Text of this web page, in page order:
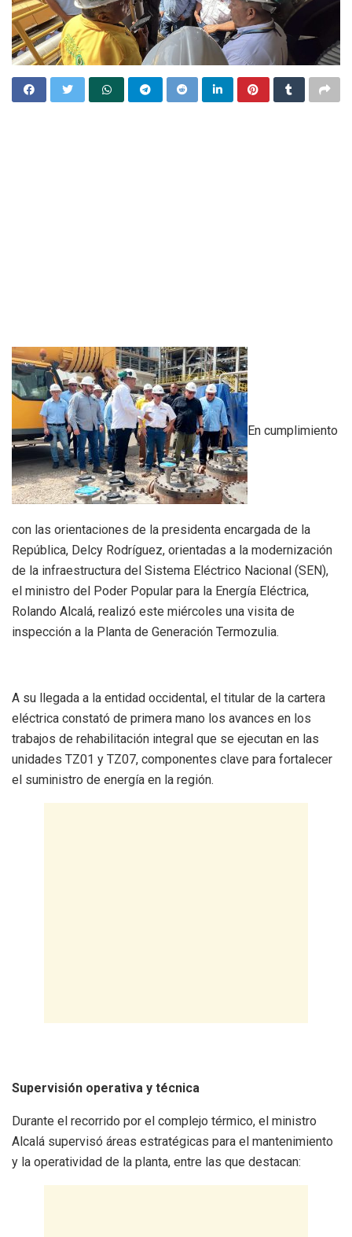
En cumplimiento
con las orientaciones de la presidenta encargada de la
República, Delcy Rodríguez, orientadas a la modernización
de la infraestructura del Sistema Eléctrico Nacional (SEN),
el ministro del Poder Popular para la Energía Eléctrica,
Rolando Alcalá, realizó este miércoles una visita de
inspección a la Planta de Generación Termozulia.
A su llegada a la entidad occidental, el titular de la cartera
eléctrica constató de primera mano los avances en los
trabajos de rehabilitación integral que se ejecutan en las
unidades TZ01 y TZ07, componentes clave para fortalecer
el suministro de energía en la región.
Supervisión operativa y técnica
Durante el recorrido por el complejo térmico, el ministro
Alcalá supervisó áreas estratégicas para el mantenimiento
y la operatividad de la planta, entre las que destacan: